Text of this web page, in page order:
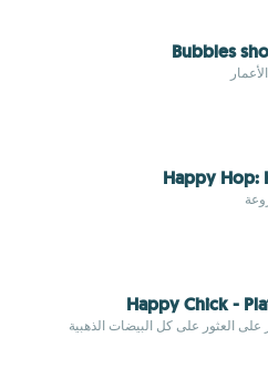
Bubbles
Happy Hop:
Happy Chick -
العثور على كل البيضات الذهبية